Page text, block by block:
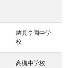
跡見学園中学
校
高槻中学校